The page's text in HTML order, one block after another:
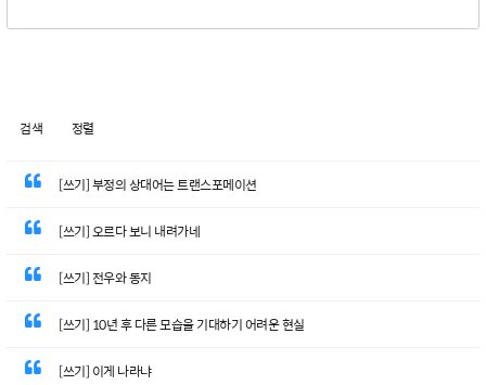
검색 정렬
[쓰기] 부정의 상대어는 트랜스포메이션
[쓰기] 오르다 보니 내려가네
[쓰기] 전우와 동지
[쓰기] 10년 후 다른 모습을 기대하기 어려운 현실
[쓰기] 이게 나라냐